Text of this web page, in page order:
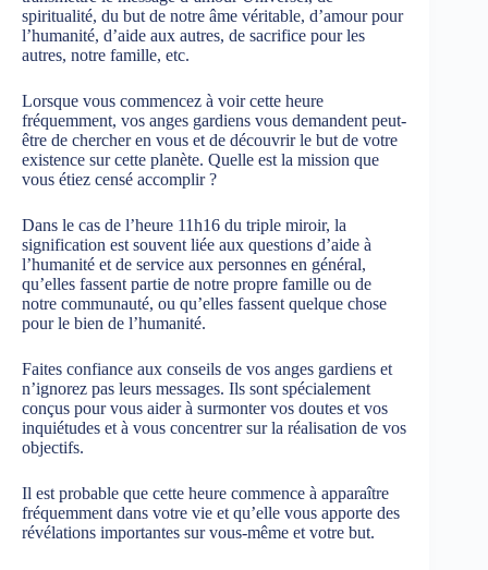
spiritualité, du but de notre âme véritable, d’amour pour
l’humanité, d’aide aux autres, de sacrifice pour les
autres, notre famille, etc.
Lorsque vous commencez à voir cette heure
fréquemment, vos anges gardiens vous demandent peut-
être de chercher en vous et de découvrir le but de votre
existence sur cette planète. Quelle est la mission que
vous étiez censé accomplir ?
Dans le cas de l’heure 11h16 du triple miroir, la
signification est souvent liée aux questions d’aide à
l’humanité et de service aux personnes en général,
qu’elles fassent partie de notre propre famille ou de
notre communauté, ou qu’elles fassent quelque chose
pour le bien de l’humanité.
Faites confiance aux conseils de vos anges gardiens et
n’ignorez pas leurs messages. Ils sont spécialement
conçus pour vous aider à surmonter vos doutes et vos
inquiétudes et à vous concentrer sur la réalisation de vos
objectifs.
Il est probable que cette heure commence à apparaître
fréquemment dans votre vie et qu’elle vous apporte des
révélations importantes sur vous-même et votre but.